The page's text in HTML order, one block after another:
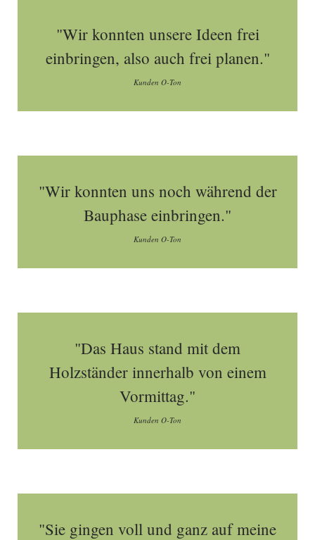
"Wir konnten unsere Ideen frei
einbringen, also auch frei planen."
Kunden O-Ton
"Wir konnten uns noch während der
Bauphase einbringen."
Kunden O-Ton
"Das Haus stand mit dem
Holzständer innerhalb von einem
Vormittag."
Kunden O-Ton
"Sie gingen voll und ganz auf meine